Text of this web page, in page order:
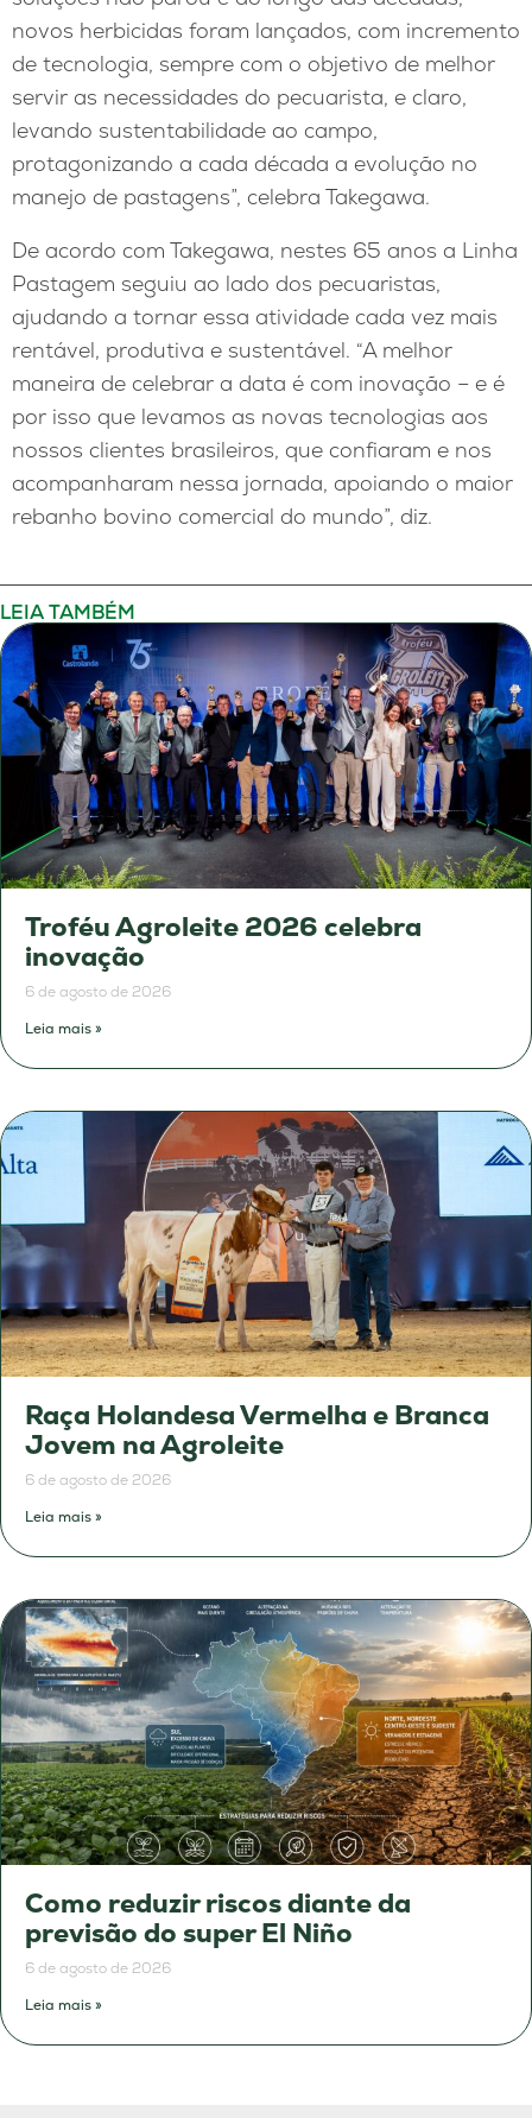
novos herbicidas foram lançados, com incremento
de tecnologia, sempre com o objetivo de melhor
servir as necessidades do pecuarista, e claro,
levando sustentabilidade ao campo,
protagonizando a cada década a evolução no
manejo de pastagens”, celebra Takegawa.
De acordo com Takegawa, nestes 65 anos a Linha
Pastagem seguiu ao lado dos pecuaristas,
ajudando a tornar essa atividade cada vez mais
rentável, produtiva e sustentável. “A melhor
maneira de celebrar a data é com inovação – e é
por isso que levamos as novas tecnologias aos
nossos clientes brasileiros, que confiaram e nos
acompanharam nessa jornada, apoiando o maior
rebanho bovino comercial do mundo”, diz.
LEIA TAMBÉM
Troféu Agroleite 2026 celebra
inovação
6 de agosto de 2026
Leia mais »
Raça Holandesa Vermelha e Branca
Jovem na Agroleite
6 de agosto de 2026
Leia mais »
Como reduzir riscos diante da
previsão do super El Niño
6 de agosto de 2026
Leia mais »